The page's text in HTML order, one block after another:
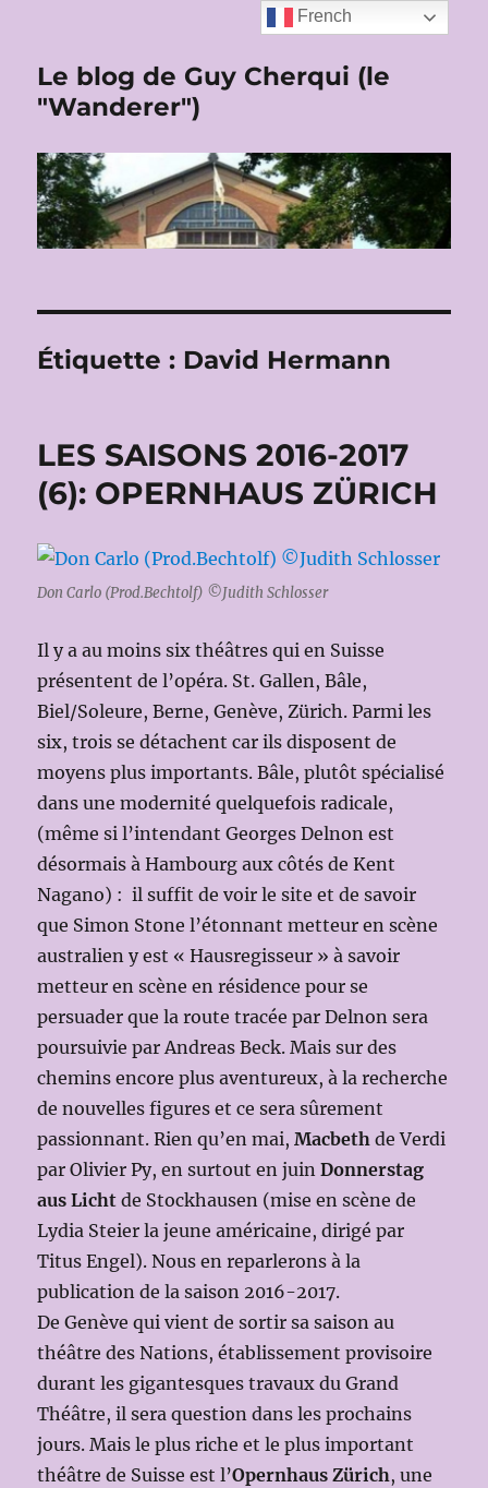
Le blog de Guy Cherqui (le
"Wanderer")
Étiquette : David Hermann
LES SAISONS 2016-2017
(6): OPERNHAUS ZÜRICH
Don Carlo (Prod.Bechtolf) ©Judith Schlosser
Il y a au moins six théâtres qui en Suisse
présentent de l’opéra. St. Gallen, Bâle,
Biel/Soleure, Berne, Genève, Zürich. Parmi les
six, trois se détachent car ils disposent de
moyens plus importants. Bâle, plutôt spécialisé
dans une modernité quelquefois radicale,
(même si l’intendant Georges Delnon est
désormais à Hambourg aux côtés de Kent
Nagano) : il suffit de voir le site et de savoir
que Simon Stone l’étonnant metteur en scène
australien y est « Hausregisseur » à savoir
metteur en scène en résidence pour se
persuader que la route tracée par Delnon sera
poursuivie par Andreas Beck. Mais sur des
chemins encore plus aventureux, à la recherche
de nouvelles figures et ce sera sûrement
passionnant. Rien qu’en mai,Macbeth de Verdi
par Olivier Py, en surtout en juinDonnerstag
aus Licht de Stockhausen (mise en scène de
Lydia Steier la jeune américaine, dirigé par
Titus Engel). Nous en reparlerons à la
publication de la saison 2016-2017.
De Genève qui vient de sortir sa saison au
théâtre des Nations, établissement provisoire
durant les gigantesques travaux du Grand
Théâtre, il sera question dans les prochains
jours. Mais le plus riche et le plus important
théâtre de Suisse est l’Opernhaus Zürich, une
French